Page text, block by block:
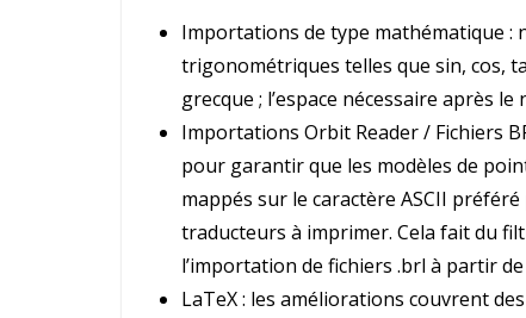
Importations de type mathématique :
trigonométriques telles que sin, cos,
grecque ; l’espace nécessaire après
Importations Orbit Reader / Fichiers
pour garantir que les modèles de
mappés sur le caractère ASCII
traducteurs à imprimer. Cela fait du
l’importation de fichiers .brl à partir
LaTeX : les améliorations couvrent